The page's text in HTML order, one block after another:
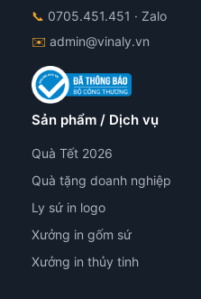
📞 0705.451.451 · Zalo
✉️ admin@vinaly.vn
Sản phẩm / Dịch vụ
Quà Tết 2026
Quà tặng doanh nghiệp
Ly sứ in logo
Xưởng in gốm sứ
Xưởng in thủy tinh